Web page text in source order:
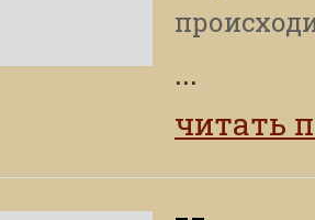
...
читать